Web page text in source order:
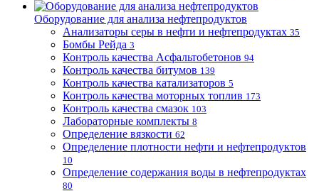
Оборудование для анализа нефтепродуктов
Анализаторы серы в нефти и нефтепродуктах 35
Бомбы Рейда 3
Контроль качества Асфальтобетонов 94
Контроль качества битумов 139
Контроль качества катализаторов 5
Контроль качества моторных топлив 173
Контроль качества смазок 103
Лабораторные комплекты 8
Определение вязкости 62
Определение плотности нефти и нефтепродуктов
10
Определение содержания воды в нефтепродуктах
80